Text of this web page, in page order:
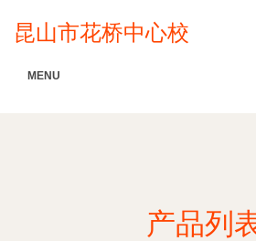
昆山市花桥中心校
MENU
产品列